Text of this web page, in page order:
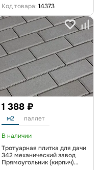
Код товара: 14373
1 388 ₽
м2 паллет
В наличии
Тротуарная плитка для дачи
342 механический завод
Прямоугольник (кирпич)